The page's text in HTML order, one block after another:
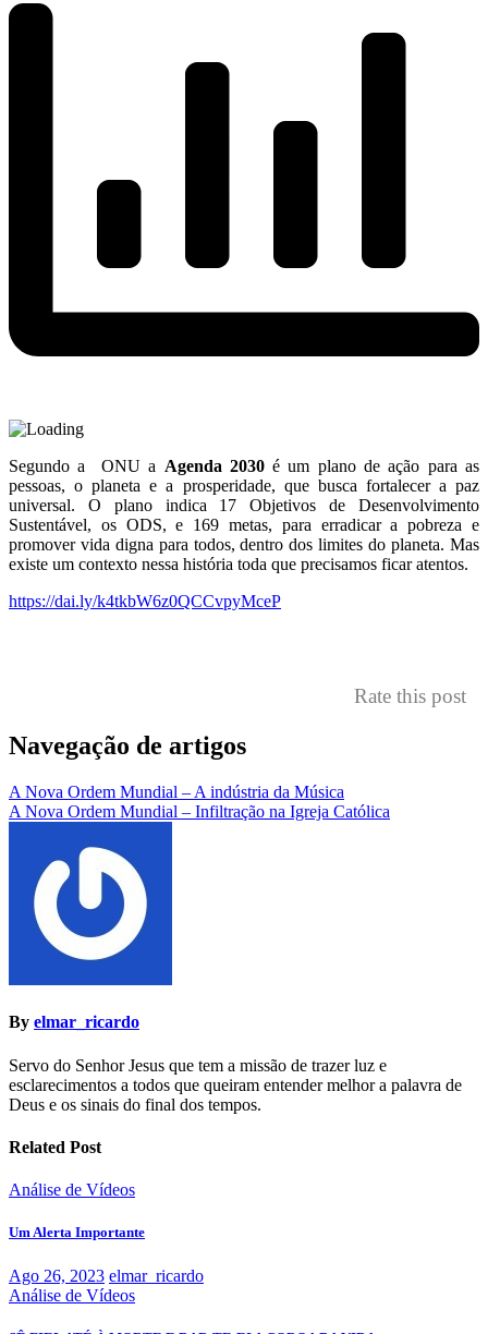
Segundo a ONU a Agenda 2030é um plano de ação para as
pessoas, o planeta e a prosperidade, que busca fortalecer a paz
universal. O plano indica 17 Objetivos de Desenvolvimento
Sustentável, os ODS, e 169 metas, para erradicar a pobreza e
promover vida digna para todos, dentro dos limites do planeta. Mas
existe um contexto nessa história toda que precisamos ficar atentos.
https://dai.ly/k4tkbW6z0QCCvpyMceP
Rate this post
Navegação de artigos
A Nova Ordem Mundial – A indústria da Música
A Nova Ordem Mundial – Infiltração na Igreja Católica
By elmar_ricardo
Servo do Senhor Jesus que tem a missão de trazer luz e
esclarecimentos a todos que queiram entender melhor a palavra de
Deus e os sinais do final dos tempos.
Related Post
Análise de Vídeos
Um Alerta Importante
Ago 26, 2023 elmar_ricardo
Análise de Vídeos